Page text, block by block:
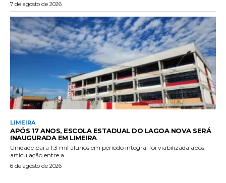
7 de agosto de 2026
LIMEIRA
APÓS 17 ANOS, ESCOLA ESTADUAL DO LAGOA NOVA SERÁ
INAUGURADA EM LIMEIRA
Unidade para 1,3 mil alunos em período integral foi viabilizada após
articulação entre a...
6 de agosto de 2026